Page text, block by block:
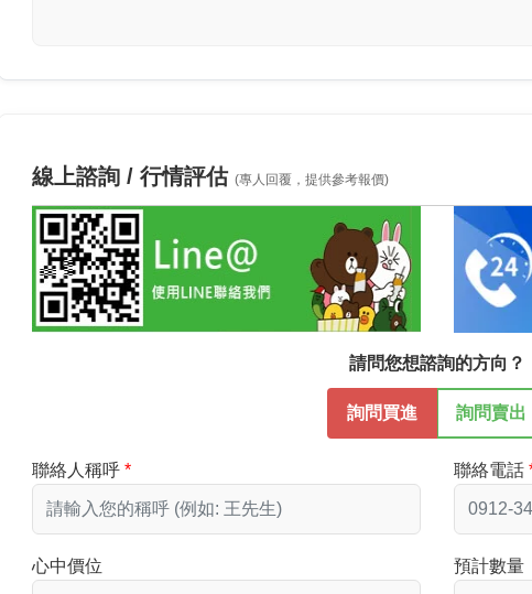
線上諮詢 / 行情評估(專人回覆，提供參考報價)
請問您想諮詢的方向？
詢問買進 詢問賣出
聯絡人稱呼 聯絡電話
心中價位 預計數量